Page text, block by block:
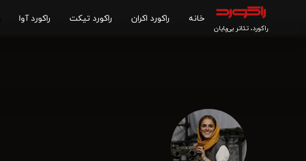
راکورد، تئاتر بی‌پایان
خانه راکورد اکران راکورد تیکت راکورد آوا